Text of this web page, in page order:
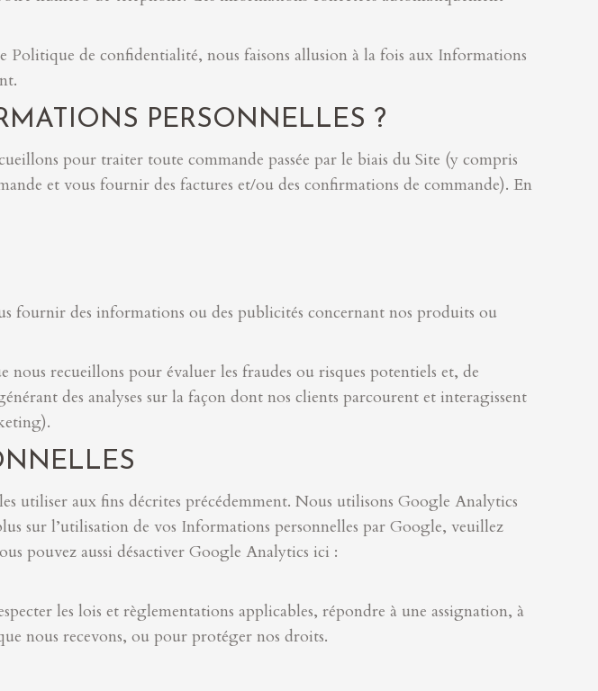
Politique de confidentialité, nous faisons allusion à la fois aux Informations
PERSONNELLES ?
pour traiter toute commande passée par le biais du Site (y compris
et vous fournir des factures et/ou des confirmations de commande). En
fournir des informations ou des publicités concernant nos produits ou
recueillons pour évaluer les fraudes ou risques potentiels et, de
des analyses sur la façon dont nos clients parcourent et interagissent
utiliser aux fins décrites précédemment. Nous utilisons Google Analytics
sur l’utilisation de vos Informations personnelles par Google, veuillez
pouvez aussi désactiver Google Analytics ici :
les lois et règlementations applicables, répondre à une assignation, à
nous recevons, ou pour protéger nos droits.